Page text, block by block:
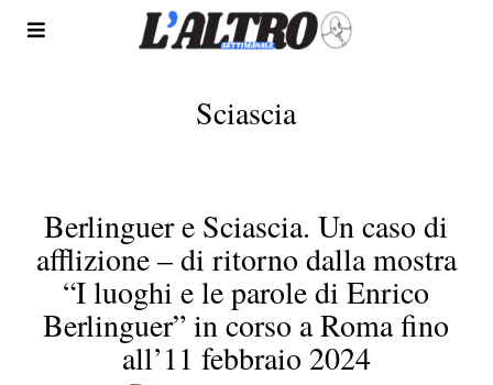
Sciascia
Berlinguer e Sciascia. Un caso di
afflizione – di ritorno dalla mostra
“I luoghi e le parole di Enrico
Berlinguer” in corso a Roma fino
all’11 febbraio 2024